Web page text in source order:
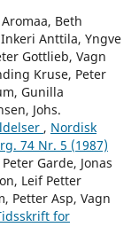
Beth
Anttila, Yngve
Gottlieb, Vagn
Kruse, Peter
Gunilla
Johs.
, Nordisk
74 Nr. 5 (1987)
Garde, Jonas
Leif Petter
Petter Asp, Vagn
for